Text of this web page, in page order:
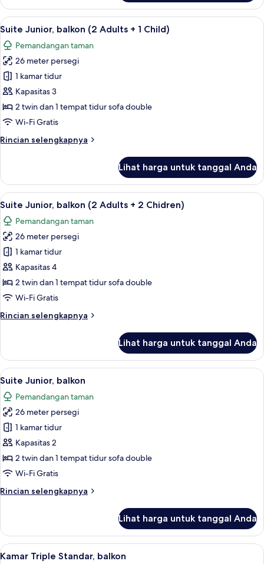
Child)
Kamar
Double
Standar,
balkon
(2
Adults
+
Child)
Lihat
semua
foto
untuk
Suite
Junior,
balkon
(2
+
Minibar, brankas, meja kerja, dan
11
Suite Junior, balkon (2 Adults + 1 Child)
Pemandangan taman
26 meter persegi
1 kamar tidur
Kapasitas 3
2 twin dan 1 tempat tidur sofa double
Wi-Fi Gratis
Rincian selengkapnya
Rincian
Suite
Junior,
balkon
Adults
+
Child)
Lihat harga untuk tanggal Anda
Lihat
semua
foto
untuk
Suite
Junior,
balkon
(2
+
Minibar, brankas, meja kerja, dan
11
Suite Junior, balkon (2 Adults + 2 Chidren)
Pemandangan taman
26 meter persegi
1 kamar tidur
Kapasitas 4
2 twin dan 1 tempat tidur sofa double
Wi-Fi Gratis
Rincian selengkapnya
Rincian
Suite
Junior,
balkon
Adults
+
2
Chidren)
Lihat harga untuk tanggal Anda
Lihat
semua
foto
untuk
Suite
Junior,
balkon
Minibar, brankas, meja kerja, dan
11
Suite Junior, balkon
Pemandangan taman
26 meter persegi
1 kamar tidur
Kapasitas 2
2 twin dan 1 tempat tidur sofa double
Wi-Fi Gratis
Rincian selengkapnya
Rincian
Suite
Junior,
balkon
Lihat harga untuk tanggal Anda
Lihat
Kamar Triple Standar, balkon |
3
Kamar Triple Standar, balkon